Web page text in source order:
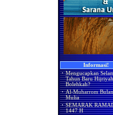
Informasi!
· Mengucapkan
Tahun Baru
Bolehkah?
· Al-Muharrom
Mulia
· SEMARAK
1447 H